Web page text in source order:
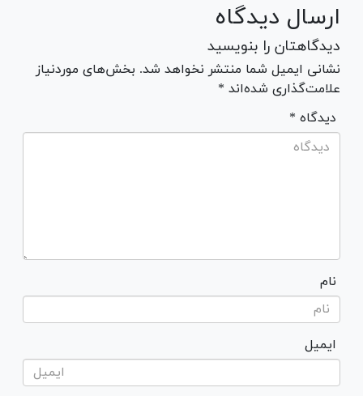
ارسال دیدگاه
دیدگاهتان را بنویسید
نشانی ایمیل شما منتشر نخواهد شد. بخش‌های موردنیاز
علامت‌گذاری شده‌اند *
* دیدگاه
نام
ایمیل